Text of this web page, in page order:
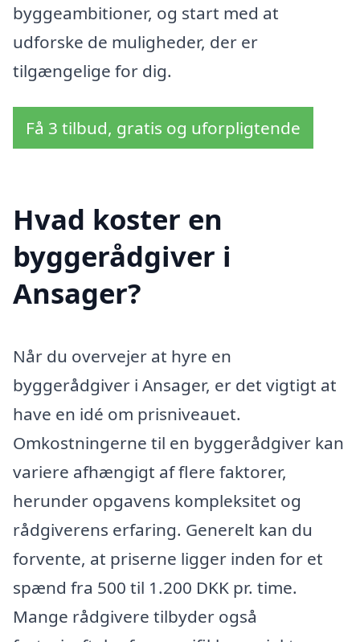
byggeambitioner, og start med at
udforske de muligheder, der er
tilgængelige for dig.
Få 3 tilbud, gratis og uforpligtende
Hvad koster en
byggerådgiver i
Ansager?
Når du overvejer at hyre en
byggerådgiver i Ansager, er det vigtigt at
have en idé om prisniveauet.
Omkostningerne til en byggerådgiver kan
variere afhængigt af flere faktorer,
herunder opgavens kompleksitet og
rådgiverens erfaring. Generelt kan du
forvente, at priserne ligger inden for et
spænd fra 500 til 1.200 DKK pr. time.
Mange rådgivere tilbyder også